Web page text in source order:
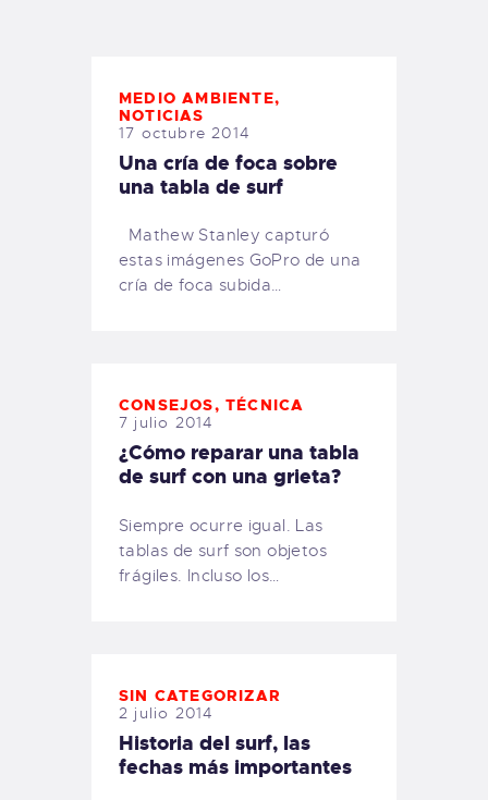
MEDIO AMBIENTE,
NOTICIAS
17 octubre 2014
Una cría de foca sobre
una tabla de surf
Mathew Stanley capturó
estas imágenes GoPro de una
cría de foca subida…
CONSEJOS,TÉCNICA
7 julio 2014
¿Cómo reparar una tabla
de surf con una grieta?
Siempre ocurre igual. Las
tablas de surf son objetos
frágiles. Incluso los…
SIN CATEGORIZAR
2 julio 2014
Historia del surf, las
fechas más importantes